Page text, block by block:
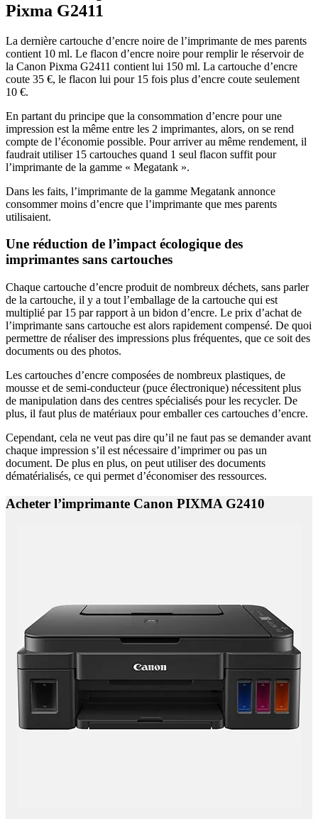
Pixma G2411
La dernière cartouche d’encre noire de l’imprimante de mes parents
contient 10 ml. Le flacon d’encre noire pour remplir le réservoir de
la Canon Pixma G2411 contient lui 150 ml. La cartouche d’encre
coute 35 €, le flacon lui pour 15 fois plus d’encre coute seulement
10 €.
En partant du principe que la consommation d’encre pour une
impression est la même entre les 2 imprimantes, alors, on se rend
compte de l’économie possible. Pour arriver au même rendement, il
faudrait utiliser 15 cartouches quand 1 seul flacon suffit pour
l’imprimante de la gamme « Megatank ».
Dans les faits, l’imprimante de la gamme Megatank annonce
consommer moins d’encre que l’imprimante que mes parents
utilisaient.
Une réduction de l’impact écologique des
imprimantes sans cartouches
Chaque cartouche d’encre produit de nombreux déchets, sans parler
de la cartouche, il y a tout l’emballage de la cartouche qui est
multiplié par 15 par rapport à un bidon d’encre. Le prix d’achat de
l’imprimante sans cartouche est alors rapidement compensé. De quoi
permettre de réaliser des impressions plus fréquentes, que ce soit des
documents ou des photos.
Les cartouches d’encre composées de nombreux plastiques, de
mousse et de semi-conducteur (puce électronique) nécessitent plus
de manipulation dans des centres spécialisés pour les recycler. De
plus, il faut plus de matériaux pour emballer ces cartouches d’encre.
Cependant, cela ne veut pas dire qu’il ne faut pas se demander avant
chaque impression s’il est nécessaire d’imprimer ou pas un
document. De plus en plus, on peut utiliser des documents
dématérialisés, ce qui permet d’économiser des ressources.
Acheter l’imprimante Canon PIXMA G2410